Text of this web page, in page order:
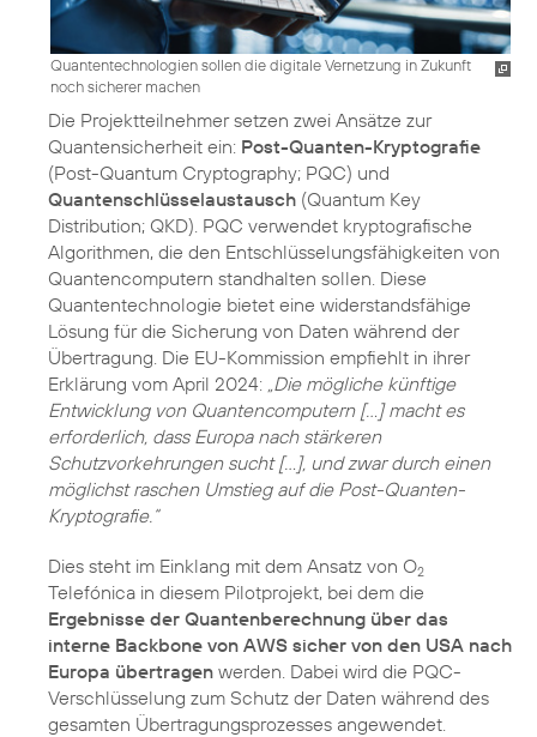
Quantentechnologien sollen die digitale Vernetzung in Zukunft
noch sicherer machen
Die Projektteilnehmer setzen zwei Ansätze zur
Quantensicherheit ein: Post-Quanten-Kryptografie
(Post-Quantum Cryptography; PQC) und
Quantenschlüsselaustausch (Quantum Key
Distribution; QKD). PQC verwendet kryptografische
Algorithmen, die den Entschlüsselungsfähigkeiten von
Quantencomputern standhalten sollen. Diese
Quantentechnologie bietet eine widerstandsfähige
Lösung für die Sicherung von Daten während der
Übertragung. Die EU-Kommission empfiehlt in ihrer
Erklärung vom April 2024: „Die mögliche künftige
Entwicklung von Quantencomputern [...] macht es
erforderlich, dass Europa nach stärkeren
Schutzvorkehrungen sucht […], und zwar durch einen
möglichst raschen Umstieg auf die Post-Quanten-
Kryptografie.“
Dies steht im Einklang mit dem Ansatz von O2
Telefónica in diesem Pilotprojekt, bei dem die
Ergebnisse der Quantenberechnung über das
interne Backbone von AWS sicher von den USA nach
Europa übertragen werden. Dabei wird die PQC-
Verschlüsselung zum Schutz der Daten während des
gesamten Übertragungsprozesses angewendet.